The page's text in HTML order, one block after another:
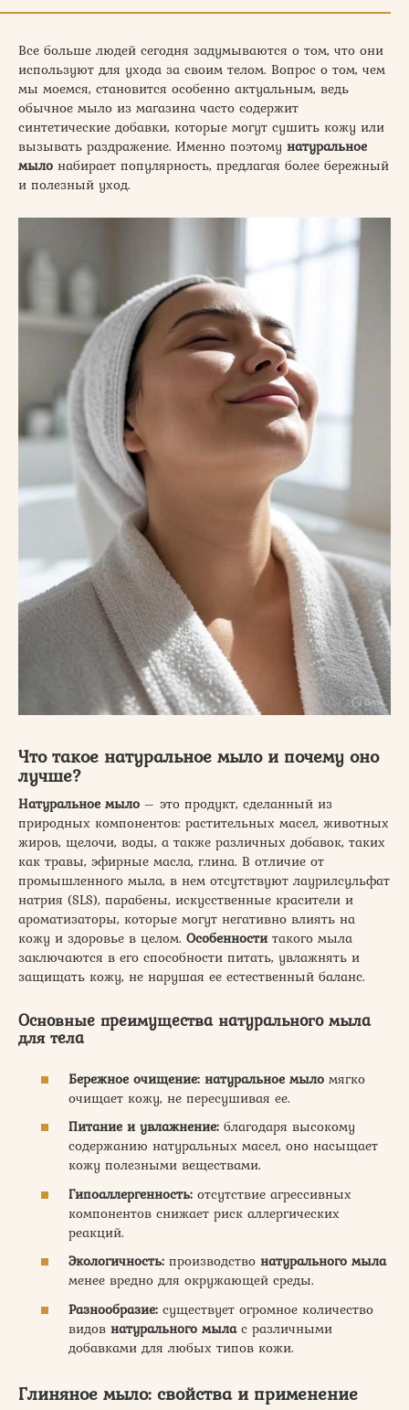
Все больше людей сегодня задумываются о том, что они
используют для ухода за своим телом. Вопрос о том, чем
мы моемся, становится особенно актуальным, ведь
обычное мыло из магазина часто содержит
синтетические добавки, которые могут сушить кожу или
вызывать раздражение. Именно поэтому натуральное
мыло набирает популярность, предлагая более бережный
и полезный уход.
Что такое натуральное мыло и почему оно
лучше?
Натуральное мыло – это продукт, сделанный из
природных компонентов: растительных масел, животных
жиров, щелочи, воды, а также различных добавок, таких
как травы, эфирные масла, глина. В отличие от
промышленного мыла, в нем отсутствуют лаурилсульфат
натрия (SLS), парабены, искусственные красители и
ароматизаторы, которые могут негативно влиять на
кожу и здоровье в целом. Особенноститакого мыла
заключаются в его способности питать, увлажнять и
защищать кожу, не нарушая ее естественный баланс.
Основные преимущества натурального мыла
для тела
Бережное очищение: натуральное мыло мягко
очищает кожу, не пересушивая ее.
Питание и увлажнение: благодаря высокому
содержанию натуральных масел, оно насыщает
кожу полезными веществами.
Гипоаллергенность: отсутствие агрессивных
компонентов снижает риск аллергических
реакций.
Экологичность: производство натурального мыла
менее вредно для окружающей среды.
Разнообразие: существует огромное количество
видов натурального мылас различными
добавками для любых типов кожи.
Глиняное мыло: свойства и применение